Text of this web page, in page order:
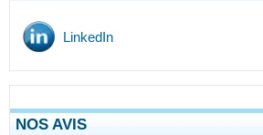
LinkedIn
NOS AVIS